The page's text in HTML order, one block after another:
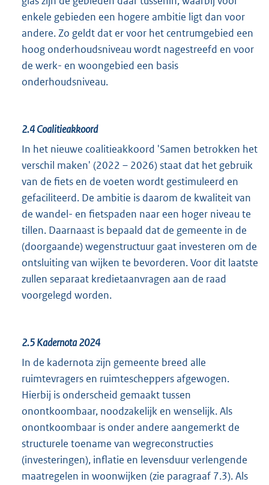
enkele gebieden een hogere ambitie ligt dan voor
andere. Zo geldt dat er voor het centrumgebied een
hoog onderhoudsniveau wordt nagestreefd en voor
de werk- en woongebied een basis
onderhoudsniveau.
2.4Coalitieakkoord
In het nieuwe coalitieakkoord 'Samen betrokken het
verschil maken' (2022 – 2026) staat dat het gebruik
van de fiets en de voeten wordt gestimuleerd en
gefaciliteerd. De ambitie is daarom de kwaliteit van
de wandel- en fietspaden naar een hoger niveau te
tillen. Daarnaast is bepaald dat de gemeente in de
(doorgaande) wegenstructuur gaat investeren om de
ontsluiting van wijken te bevorderen. Voor dit laatste
zullen separaat kredietaanvragen aan de raad
voorgelegd worden.
2.5Kadernota 2024
In de kadernota zijn gemeente breed alle
ruimtevragers en ruimtescheppers afgewogen.
Hierbij is onderscheid gemaakt tussen
onontkoombaar, noodzakelijk en wenselijk. Als
onontkoombaar is onder andere aangemerkt de
structurele toename van wegreconstructies
(investeringen), inflatie en levensduur verlengende
maatregelen in woonwijken (zie paragraaf 7.3). Als